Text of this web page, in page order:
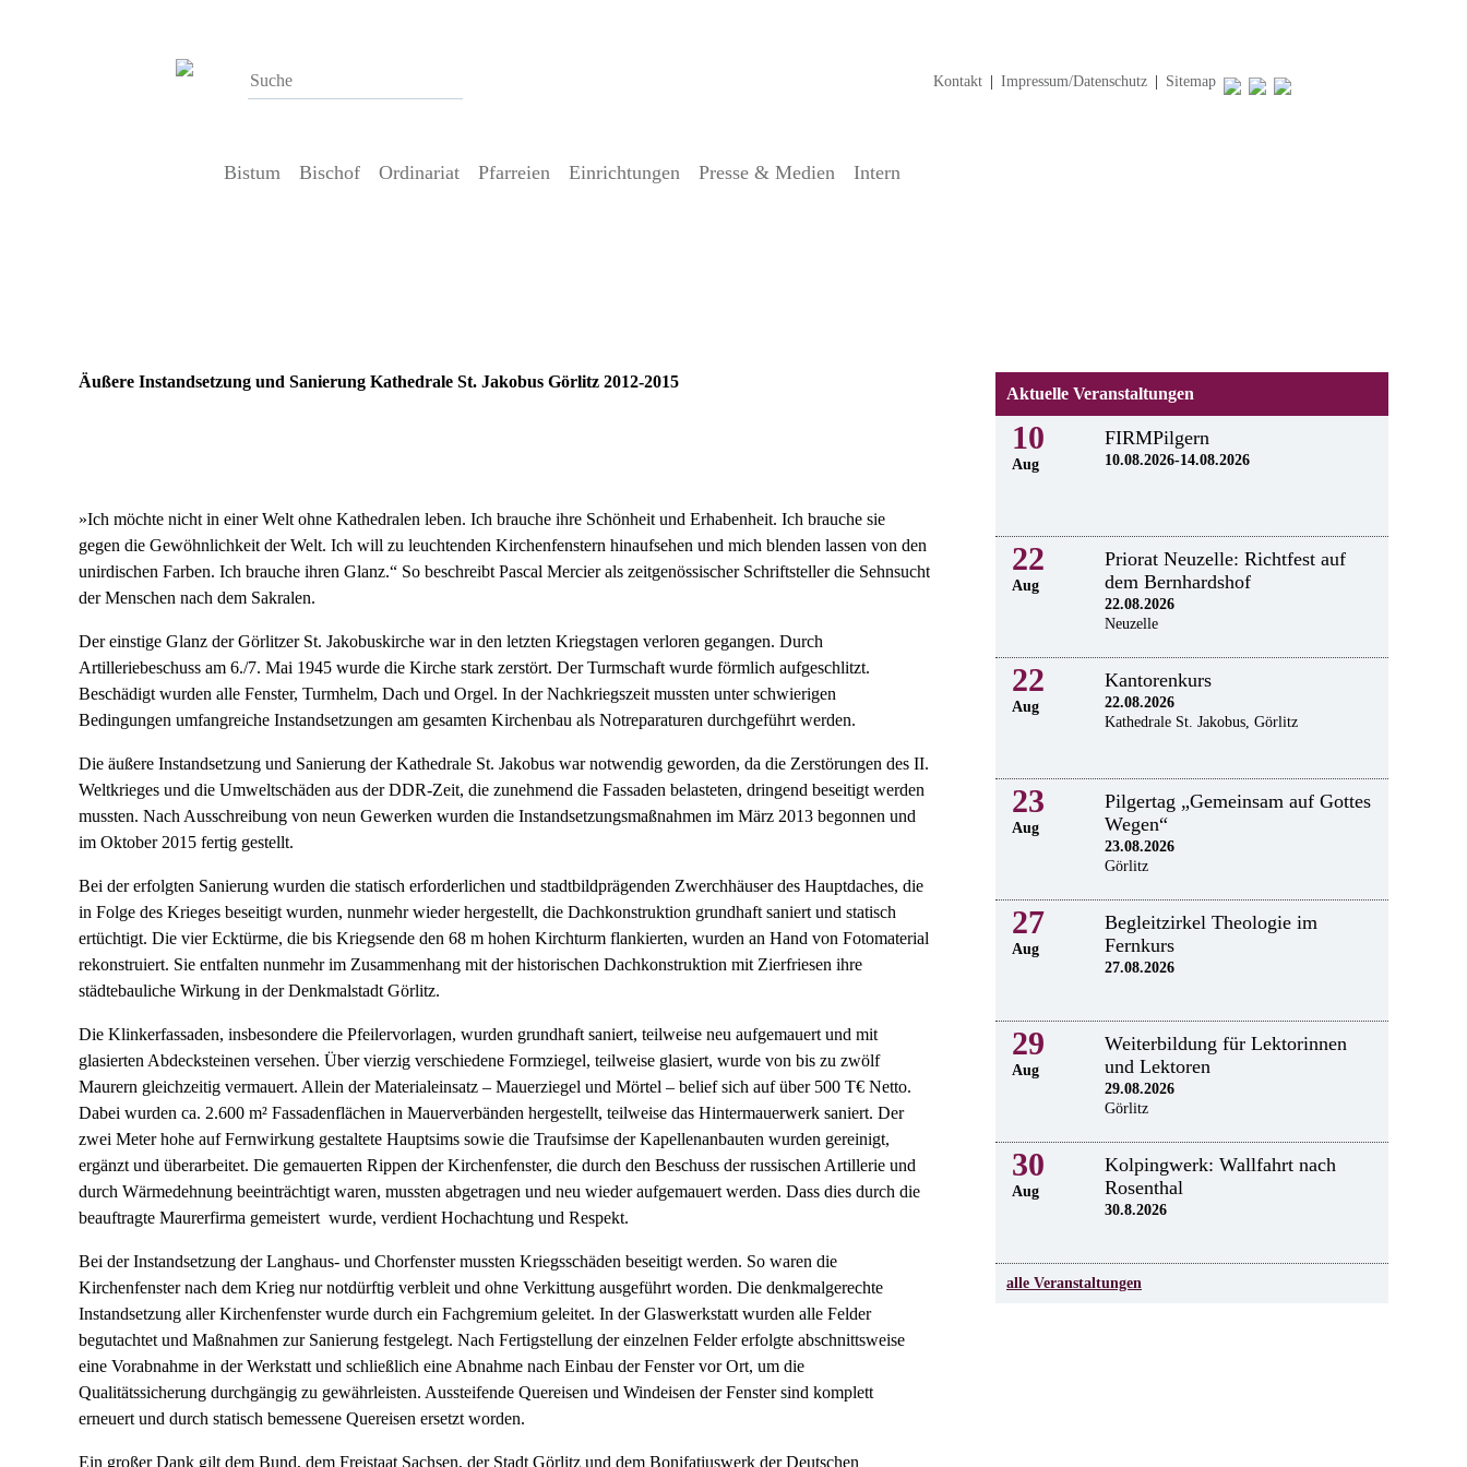
Kontakt Impressum/Datenschutz Sitemap
Bistum Bischof Ordinariat Pfarreien Einrichtungen Presse & Medien Intern
Äußere Instandsetzung und Sanierung Kathedrale St. Jakobus Görlitz 2012-2015
»Ich möchte nicht in einer Welt ohne Kathedralen leben. Ich brauche ihre Schönheit und Erhabenheit. Ich brauche sie
gegen die Gewöhnlichkeit der Welt. Ich will zu leuchtenden Kirchenfenstern hinaufsehen und mich blenden lassen von den
unirdischen Farben. Ich brauche ihren Glanz.“ So beschreibt Pascal Mercier als zeitgenössischer Schriftsteller die Sehnsucht
der Menschen nach dem Sakralen.
Der einstige Glanz der Görlitzer St. Jakobuskirche war in den letzten Kriegstagen verloren gegangen. Durch
Artilleriebeschuss am 6./7. Mai 1945 wurde die Kirche stark zerstört. Der Turmschaft wurde förmlich aufgeschlitzt.
Beschädigt wurden alle Fenster, Turmhelm, Dach und Orgel. In der Nachkriegszeit mussten unter schwierigen
Bedingungen umfangreiche Instandsetzungen am gesamten Kirchenbau als Notreparaturen durchgeführt werden.
Die äußere Instandsetzung und Sanierung der Kathedrale St. Jakobus war notwendig geworden, da die Zerstörungen des II.
Weltkrieges und die Umweltschäden aus der DDR-Zeit, die zunehmend die Fassaden belasteten, dringend beseitigt werden
mussten. Nach Ausschreibung von neun Gewerken wurden die Instandsetzungsmaßnahmen im März 2013 begonnen und
im Oktober 2015 fertig gestellt.
Bei der erfolgten Sanierung wurden die statisch erforderlichen und stadtbildprägenden Zwerchhäuser des Hauptdaches, die
in Folge des Krieges beseitigt wurden, nunmehr wieder hergestellt, die Dachkonstruktion grundhaft saniert und statisch
ertüchtigt. Die vier Ecktürme, die bis Kriegsende den 68 m hohen Kirchturm flankierten, wurden an Hand von Fotomaterial
rekonstruiert. Sie entfalten nunmehr im Zusammenhang mit der historischen Dachkonstruktion mit Zierfriesen ihre
städtebauliche Wirkung in der Denkmalstadt Görlitz.
Die Klinkerfassaden, insbesondere die Pfeilervorlagen, wurden grundhaft saniert, teilweise neu aufgemauert und mit
glasierten Abdecksteinen versehen. Über vierzig verschiedene Formziegel, teilweise glasiert, wurde von bis zu zwölf
Maurern gleichzeitig vermauert. Allein der Materialeinsatz – Mauerziegel und Mörtel – belief sich auf über 500 T€ Netto.
Dabei wurden ca. 2.600 m² Fassadenflächen in Mauerverbänden hergestellt, teilweise das Hintermauerwerk saniert. Der
zwei Meter hohe auf Fernwirkung gestaltete Hauptsims sowie die Traufsimse der Kapellenanbauten wurden gereinigt,
ergänzt und überarbeitet. Die gemauerten Rippen der Kirchenfenster, die durch den Beschuss der russischen Artillerie und
durch Wärmedehnung beeinträchtigt waren, mussten abgetragen und neu wieder aufgemauert werden. Dass dies durch die
beauftragte Maurerfirma gemeistert wurde, verdient Hochachtung und Respekt.
Bei der Instandsetzung der Langhaus- und Chorfenster mussten Kriegsschäden beseitigt werden. So waren die
Kirchenfenster nach dem Krieg nur notdürftig verbleit und ohne Verkittung ausgeführt worden. Die denkmalgerechte
Instandsetzung aller Kirchenfenster wurde durch ein Fachgremium geleitet. In der Glaswerkstatt wurden alle Felder
begutachtet und Maßnahmen zur Sanierung festgelegt. Nach Fertigstellung der einzelnen Felder erfolgte abschnittsweise
eine Vorabnahme in der Werkstatt und schließlich eine Abnahme nach Einbau der Fenster vor Ort, um die
Qualitätssicherung durchgängig zu gewährleisten. Aussteifende Quereisen und Windeisen der Fenster sind komplett
erneuert und durch statisch bemessene Quereisen ersetzt worden.
Ein großer Dank gilt dem Bund, dem Freistaat Sachsen, der Stadt Görlitz und dem Bonifatiuswerk der Deutschen
Aktuelle Veranstaltungen
10
Aug
FIRMPilgern
10.08.2026-14.08.2026
22
Aug
Priorat Neuzelle: Richtfest auf
dem Bernhardshof
22.08.2026
Neuzelle
22
Aug
Kantorenkurs
22.08.2026
Kathedrale St. Jakobus, Görlitz
23
Aug
Pilgertag „Gemeinsam auf Gottes
Wegen“
23.08.2026
Görlitz
27
Aug
Begleitzirkel Theologie im
Fernkurs
27.08.2026
29
Aug
Weiterbildung für Lektorinnen
und Lektoren
29.08.2026
Görlitz
30
Aug
Kolpingwerk: Wallfahrt nach
Rosenthal
30.8.2026
alle Veranstaltungen